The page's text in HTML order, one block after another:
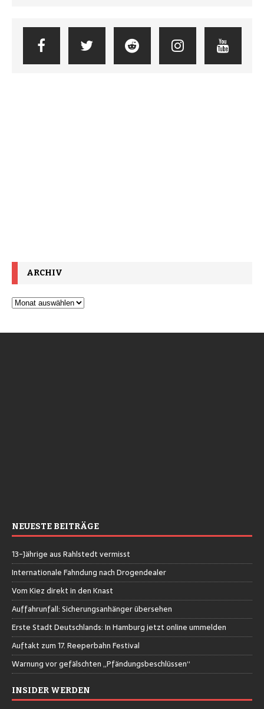
ARCHIV
NEUESTE BEITRÄGE
13-Jährige aus Rahlstedt vermisst
Internationale Fahndung nach Drogendealer
Vom Kiez direkt in den Knast
Auffahrunfall: Sicherungsanhänger übersehen
Erste Stadt Deutschlands: In Hamburg jetzt online ummelden
Auftakt zum 17. Reeperbahn Festival
Warnung vor gefälschten „Pfändungsbeschlüssen“
INSIDER WERDEN